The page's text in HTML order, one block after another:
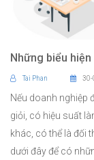
Những biểu
Tai Phan 30-
Nếu doanh nghiệp
giỏi, có hiệu suất
khác, có thể là đối
dưới đây để có